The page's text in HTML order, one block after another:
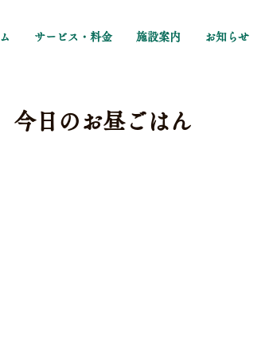
サービス・料金 施設案内 お知らせ
日のお昼ごはん